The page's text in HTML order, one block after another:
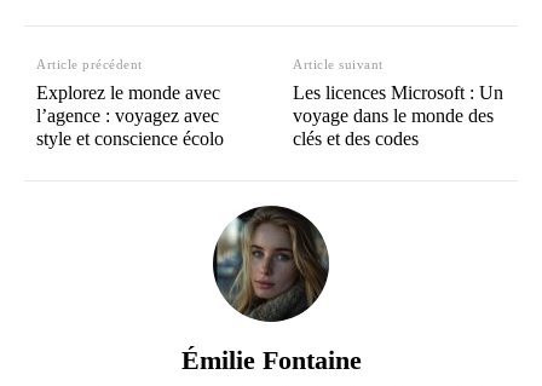
Article précédent
Explorez le monde avec
l’agence : voyagez avec
style et conscience écolo
Article suivant
Les licences Microsoft : Un
voyage dans le monde des
clés et des codes
Émilie Fontaine